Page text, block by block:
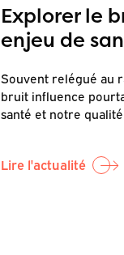
Explorer le
enjeu de
Souvent relégué au
bruit influence
santé et notre
Lire l'actualité